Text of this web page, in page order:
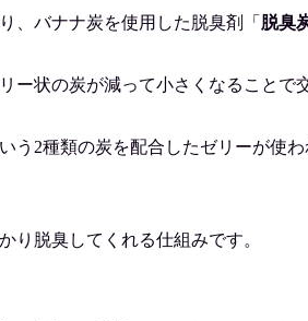
、バナナ炭を使用した脱臭剤「 脱臭
ー状の炭が減って小さくなることで
う2種類の炭を配合したゼリーが使
り脱臭してくれる仕組みです。